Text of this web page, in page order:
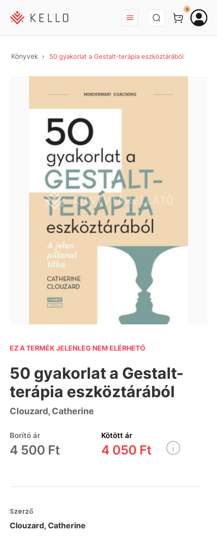
BEJELENTKEZÉS
0
Könyvek 50 gyakorlat a Gestalt-terápia eszköztárából
EZ A TERMÉK JELENLEG NEM ELÉRHETŐ
50 gyakorlat a Gestalt-
terápia eszköztárából
Clouzard, Catherine
Borító ár
4 500 Ft
Kötött ár
4 050 Ft
Szerző
Clouzard, Catherine